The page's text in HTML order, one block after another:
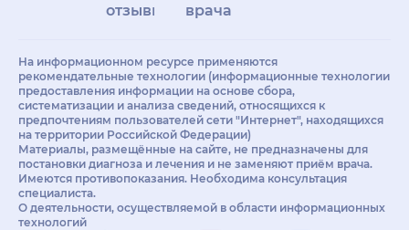
отзывы
врачам
На информационном ресурсе применяются
рекомендательные технологии (информационные технологии
предоставления информации на основе сбора,
систематизации и анализа сведений, относящихся к
предпочтениям пользователей сети "Интернет", находящихся
на территории Российской Федерации)
Материалы, размещённые на сайте, не предназначены для
постановки диагноза и лечения и не заменяют приём врача.
Имеются противопоказания. Необходима консультация
специалиста.
О деятельности, осуществляемой в области информационных
технологий